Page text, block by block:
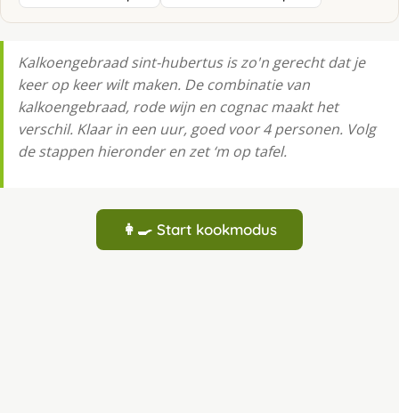
Kalkoengebraad sint-hubertus is zo'n gerecht dat je
keer op keer wilt maken. De combinatie van
kalkoengebraad, rode wijn en cognac maakt het
verschil. Klaar in een uur, goed voor 4 personen. Volg
de stappen hieronder en zet ‘m op tafel.
👩‍🍳 Start kookmodus